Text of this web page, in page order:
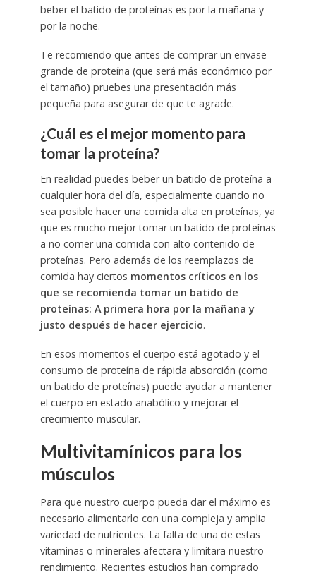
beber el batido de proteínas es por la mañana y
por la noche.
Te recomiendo que antes de comprar un envase
grande de proteína (que será más económico por
el tamaño) pruebes una presentación más
pequeña para asegurar de que te agrade.
¿Cuál es el mejor momento para
tomar la proteína?
En realidad puedes beber un batido de proteína a
cualquier hora del día, especialmente cuando no
sea posible hacer una comida alta en proteínas, ya
que es mucho mejor tomar un batido de proteínas
a no comer una comida con alto contenido de
proteínas. Pero además de los reemplazos de
comida hay ciertos momentos críticos en los
que se recomienda tomar un batido de
proteínas: A primera hora por la mañana y
justo después de hacer ejercicio.
En esos momentos el cuerpo está agotado y el
consumo de proteína de rápida absorción (como
un batido de proteínas) puede ayudar a mantener
el cuerpo en estado anabólico y mejorar el
crecimiento muscular.
Multivitamínicos para los
músculos
Para que nuestro cuerpo pueda dar el máximo es
necesario alimentarlo con una compleja y amplia
variedad de nutrientes. La falta de una de estas
vitaminas o minerales afectara y limitara nuestro
rendimiento. Recientes estudios han comprado